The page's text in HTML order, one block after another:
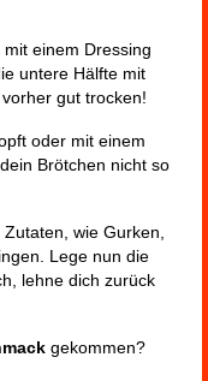
mit einem Dressing
untere Hälfte mit
gut trocken!
oder mit einem
Brötchen nicht so
wie Gurken,
Lege nun die
lehne dich zurück
gekommen?